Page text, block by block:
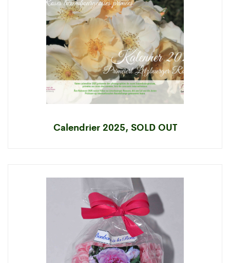
Calendrier 2025, SOLD OUT